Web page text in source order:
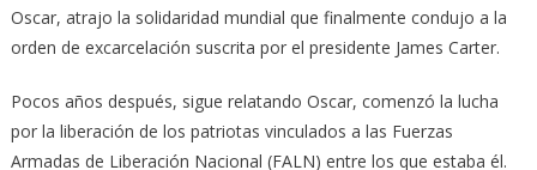
Oscar, atrajo la solidaridad mundial que finalmente condujo a la
orden de excarcelación suscrita por el presidente James Carter.
Pocos años después, sigue relatando Oscar, comenzó la lucha
por la liberación de los patriotas vinculados a las Fuerzas
Armadas de Liberación Nacional (FALN) entre los que estaba él.